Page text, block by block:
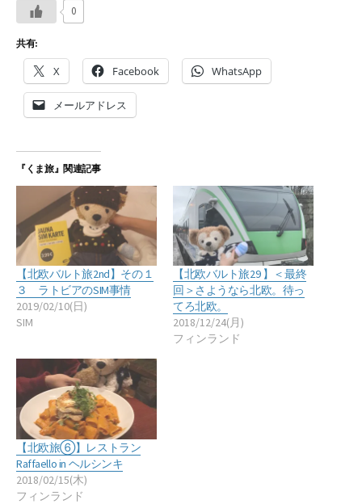
0
共有:
X Facebook WhatsApp
メールアドレス
『くま旅』関連記事
【北欧バルト旅2nd】その１
３ ラトビアのSIM事情
2019/02/10(日)
SIM
【北欧バルト旅29 】＜最終
回＞さようなら北欧。待っ
てろ北欧。
2018/12/24(月)
フィンランド
【北欧旅⑥】レストラン
Raffaello in ヘルシンキ
2018/02/15(木)
フィンランド